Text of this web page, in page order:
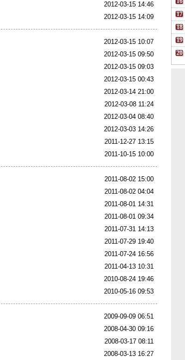
2012-03-15 14:46
2012-03-15 14:09
2012-03-15 10:07
2012-03-15 09:50
2012-03-15 09:03
2012-03-15 00:43
2012-03-14 21:00
2012-03-08 11:24
2012-03-04 08:40
2012-03-03 14:26
2011-12-27 13:15
2011-10-15 10:00
2011-08-02 15:00
2011-08-02 04:04
2011-08-01 14:31
2011-08-01 09:34
2011-07-31 14:13
2011-07-29 19:40
2011-07-24 16:56
2011-04-13 10:31
2010-08-24 19:46
2010-05-16 09:53
2009-09-09 06:51
2008-04-30 09:16
2008-03-17 08:11
2008-03-13 16:27